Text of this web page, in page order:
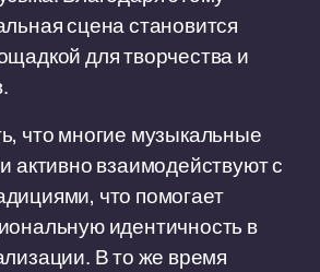
сцена становится
для творчества и
что многие музыкальные
активно взаимодействуют с
что помогает
идентичность в
В то же время